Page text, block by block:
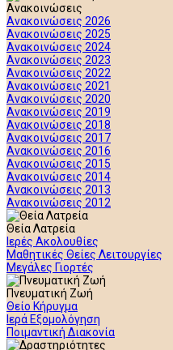
Ανακοινώσεις
Ανακοινώσεις 2026
Ανακοινώσεις 2025
Ανακοινώσεις 2024
Ανακοινώσεις 2023
Ανακοινώσεις 2022
Ανακοινώσεις 2021
Ανακοινώσεις 2020
Ανακοινώσεις 2019
Ανακοινώσεις 2018
Ανακοινώσεις 2017
Ανακοινώσεις 2016
Ανακοινώσεις 2015
Ανακοινώσεις 2014
Ανακοινώσεις 2013
Ανακοινώσεις 2012
Θεία Λατρεία
Ιερές Ακολουθίες
Μαθητικές Θείες Λειτουργίες
Μεγάλες Γιορτές
Πνευματική Ζωή
Θείο Κήρυγμα
Ιερά Εξομολόγηση
Ποιμαντική Διακονία